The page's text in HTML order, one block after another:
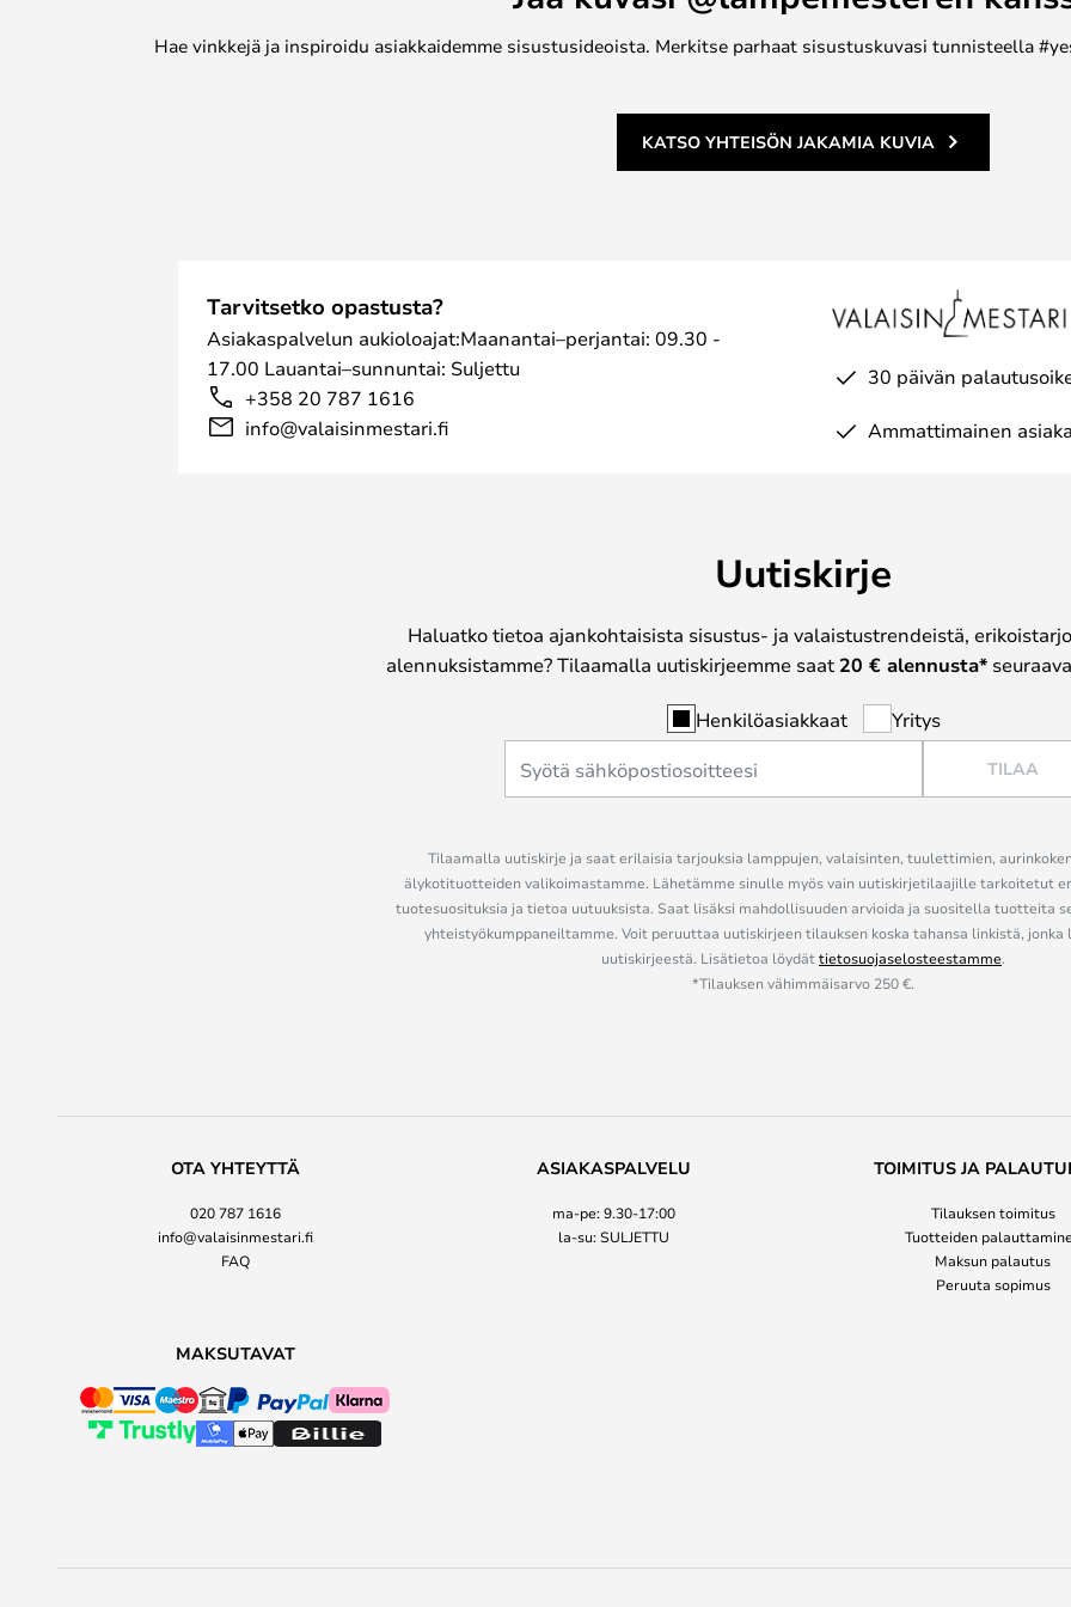
Hae vinkkejä ja inspiroidu asiakkaidemme sisustusideoista. Merkitse parhaat sisustuskuvasi tunnisteella
KATSO YHTEISÖN JAKAMIA KUVIA
Tarvitsetko opastusta?
Asiakaspalvelun aukioloajat:Maanantai–perjantai: 09.30 -
17.00 Lauantai–sunnuntai: Suljettu
+358 20 787 1616
info@valaisinmestari.fi
30 päivän
Ammattimainen
Uutiskirje
Haluatko tietoa ajankohtaisista sisustus- ja valaistustrendeistä,
alennuksistamme? Tilaamalla uutiskirjeemme saat 20 € alennusta*
Henkilöasiakkaat Yritys
TILAA
Tilaamalla uutiskirje ja saat erilaisia tarjouksia lamppujen, valaisinten, tuulettimien,
älykotituotteiden valikoimastamme. Lähetämme sinulle myös vain uutiskirjetilaajille tarkoitetut
tuotesuosituksia ja tietoa uutuuksista. Saat lisäksi mahdollisuuden arvioida ja suositella tuotteita
yhteistyökumppaneiltamme. Voit peruuttaa uutiskirjeen tilauksen koska tahansa linkistä, jonka
uutiskirjeestä. Lisätietoa löydättietosuojaselosteestamme.
*Tilauksen vähimmäisarvo 250 €.
OTA YHTEYTTÄ
020 787 1616
info@valaisinmestari.fi
FAQ
ASIAKASPALVELU
ma-pe: 9.30-17:00
la-su: SULJETTU
TOIMITUS JA
Tilauksen toimitus
Tuotteiden
Maksun palautus
Peruuta sopimus
MAKSUTAVAT